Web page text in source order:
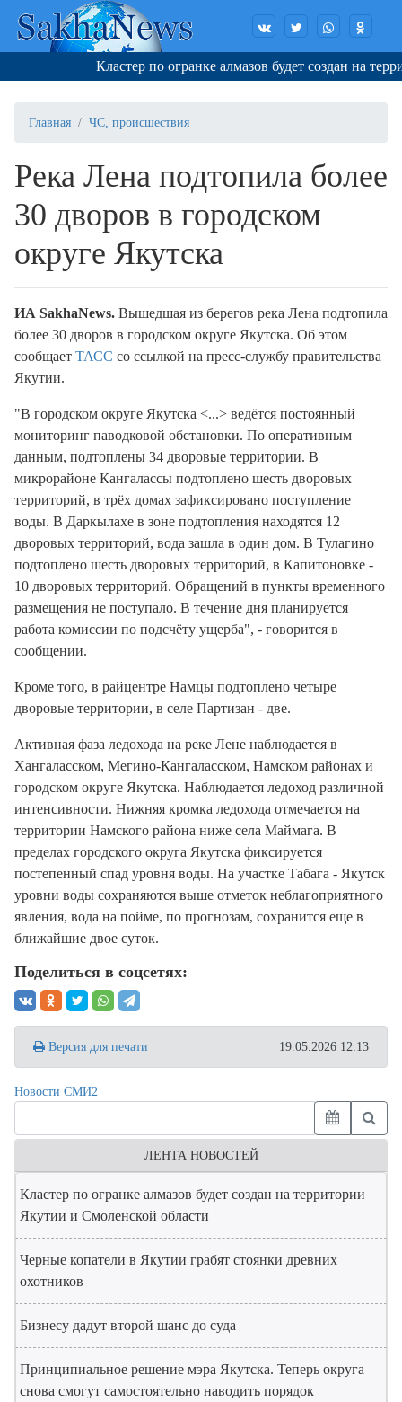
Кластер по огранке алмазов будет создан на
Главная ЧС, происшествия
Река Лена подтопила более
30 дворов в городском
округе Якутска
ИА SakhaNews. Вышедшая из берегов река Лена подтопила
более 30 дворов в городском округе Якутска. Об этом
сообщает ТАСС со ссылкой на пресс-службу правительства
Якутии.
"В городском округе Якутска <...> ведётся постоянный
мониторинг паводковой обстановки. По оперативным
данным, подтоплены 34 дворовые территории. В
микрорайоне Кангалассы подтоплено шесть дворовых
территорий, в трёх домах зафиксировано поступление
воды. В Даркылахе в зоне подтопления находятся 12
дворовых территорий, вода зашла в один дом. В Тулагино
подтоплено шесть дворовых территорий, в Капитоновке -
10 дворовых территорий. Обращений в пункты временного
размещения не поступало. В течение дня планируется
работа комиссии по подсчёту ущерба", - говорится в
сообщении.
Кроме того, в райцентре Намцы подтоплено четыре
дворовые территории, в селе Партизан - две.
Активная фаза ледохода на реке Лене наблюдается в
Хангаласском, Мегино-Кангаласском, Намском районах и
городском округе Якутска. Наблюдается ледоход различной
интенсивности. Нижняя кромка ледохода отмечается на
территории Намского района ниже села Маймага. В
пределах городского округа Якутска фиксируется
постепенный спад уровня воды. На участке Табага - Якутск
уровни воды сохраняются выше отметок неблагоприятного
явления, вода на пойме, по прогнозам, сохранится еще в
ближайшие двое суток.
Поделиться в соцсетях:
Версия для печати 19.05.2026 12:13
Новости СМИ2
ЛЕНТА НОВОСТЕЙ
Кластер по огранке алмазов будет создан на территории
Якутии и Смоленской области
Черные копатели в Якутии грабят стоянки древних
охотников
Бизнесу дадут второй шанс до суда
Принципиальное решение мэра Якутска. Теперь округа
снова смогут самостоятельно наводить порядок